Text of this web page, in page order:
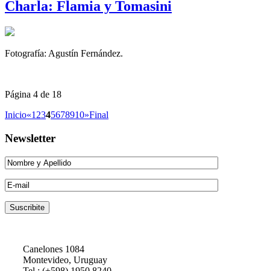
Charla: Flamia y Tomasini
Fotografía: Agustín Fernández.
Página 4 de 18
Inicio«1 2345678910»Final
Newsletter
Canelones 1084
Montevideo, Uruguay